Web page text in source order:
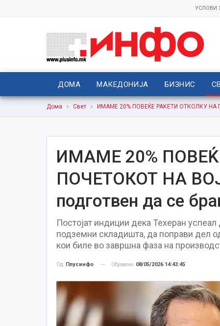
УСЛОВИ
ДОМА МАКЕДОНИЈА БИЗНИС
Дома Свет ИМАМЕ 20% ПОВЕЌЕ РАКЕТИ ОТКОЛКУ НА
ИМАМЕ 20%
ПОЧЕТОКОТ НА
подготвен да се
Постојат индиции дека Техеран
подземни складишта, да поправи дел
кои биле во завршна фаза на
Од Плусинфо Објавено 08/05/2026 14:43:45